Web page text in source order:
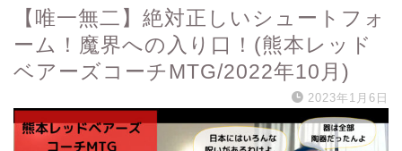
【唯一無二】絶対正しいシュートフォ
ーム！魔界への入り口！(熊本レッド
ベアーズコーチMTG/2022年10月)
2023年1月6日